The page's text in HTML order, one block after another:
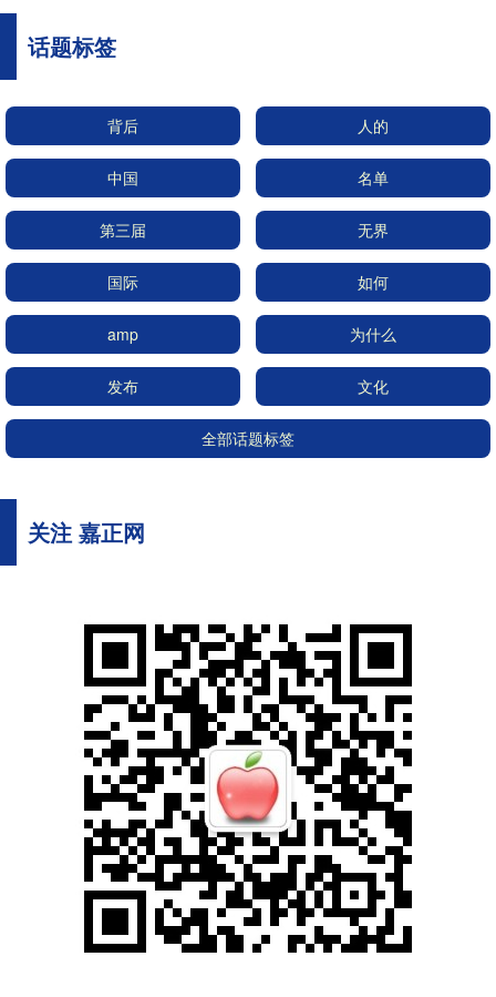
话题标签
背后 人的
中国 名单
第三届 无界
国际 如何
amp 为什么
发布 文化
全部话题标签
关注 嘉正网